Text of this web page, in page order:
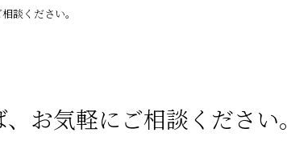
談ください。
お気軽にご相談ください。